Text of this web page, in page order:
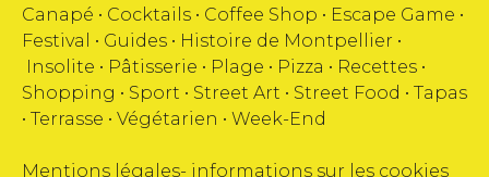
Canapé • Cocktails • Coffee Shop • Escape Game •
Festival
• Guides • Histoire de Montpellier •
Insolite • Pâtisserie • Plage • Pizza • Recettes •
Shopping • Sport • Street Art • Street Food • Tapas
• Terrasse • Végétarien • Week-End
Mentions légales- informations sur les cookies